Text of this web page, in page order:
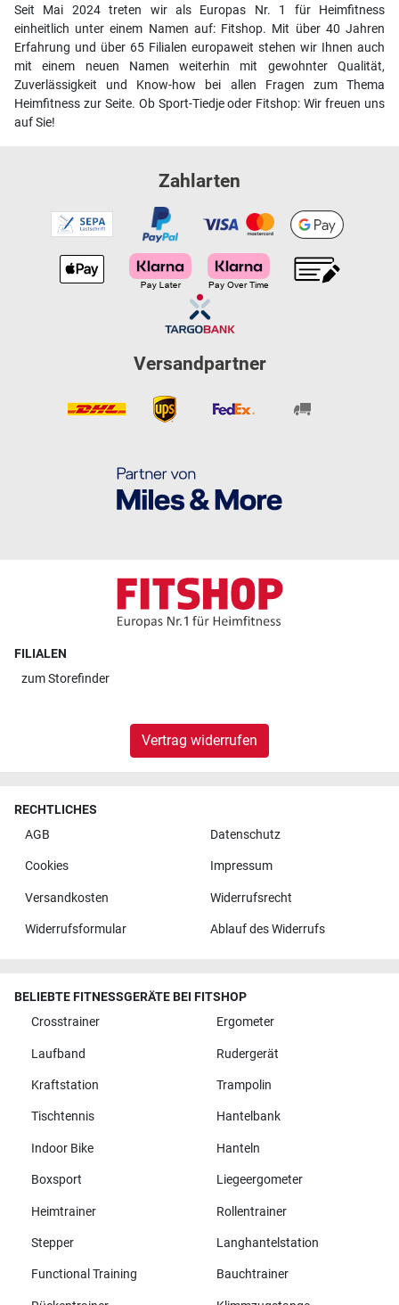
Seit Mai 2024 treten wir als Europas Nr. 1 für Heimfitness
einheitlich unter einem Namen auf: Fitshop. Mit über 40 Jahren
Erfahrung und über 65 Filialen europaweit stehen wir Ihnen auch
mit einem neuen Namen weiterhin mit gewohnter Qualität,
Zuverlässigkeit und Know-how bei allen Fragen zum Thema
Heimfitness zur Seite. Ob Sport-Tiedje oder Fitshop: Wir freuen uns
auf Sie!
Zahlarten
Versandpartner
FILIALEN
zumStorefinder
Vertrag widerrufen
RECHTLICHES
AGB
Datenschutz
Cookies Impressum
Versandkosten Widerrufsrecht
Widerrufsformular Ablauf des Widerrufs
BELIEBTE FITNESSGERÄTE BEI FITSHOP
Crosstrainer
Ergometer
Laufband Rudergerät
Kraftstation Trampolin
Tischtennis Hantelbank
Indoor Bike Hanteln
Boxsport Liegeergometer
Heimtrainer Rollentrainer
Stepper Langhantelstation
Functional Training Bauchtrainer